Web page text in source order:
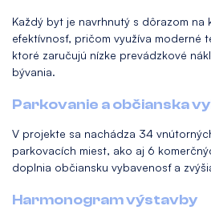
Každý byt je navrhnutý s dôrazom na
efektívnosť, pričom využíva moderné
ktoré zaručujú nízke prevádzkové
bývania.
Parkovanie a občianska
V projekte sa nachádza 34
parkovacích miest, ako aj 6
doplnia občiansku vybavenosť a
Harmonogram výstavby